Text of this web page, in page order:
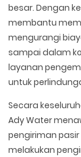
besar. Dengan
membantu
mengurangi
sampai dalam
layanan
untuk
Secara
Ady Water
pengiriman pasir
melakukan